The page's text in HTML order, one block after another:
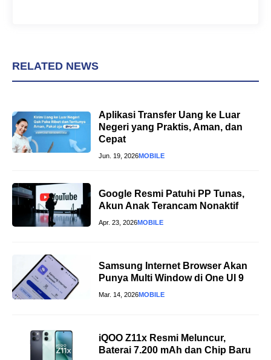
RELATED NEWS
Aplikasi Transfer Uang ke Luar
Negeri yang Praktis, Aman, dan
Cepat
Jun. 19, 2026MOBILE
Google Resmi Patuhi PP Tunas,
Akun Anak Terancam Nonaktif
Apr. 23, 2026MOBILE
Samsung Internet Browser Akan
Punya Multi Window di One UI 9
Mar. 14, 2026MOBILE
iQOO Z11x Resmi Meluncur,
Baterai 7.200 mAh dan Chip Baru